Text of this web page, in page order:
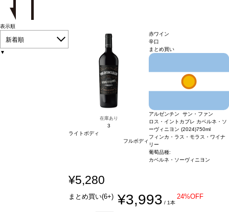
表示順
新着順
▼
在庫あり
3
ライトボディ
フルボディ
赤ワイン
辛口
まとめ買い
アルゼンチン サン・ファン
ロス・イントカブレ カベルネ・ソ
ーヴィニヨン (2024)750ml
フィンカ・ラス・モラス・ワイナ
リー
葡萄品種:
カベルネ・ソーヴィニヨン
¥5,280
まとめ買い(6+) ¥3,993 / 1本
24%OFF